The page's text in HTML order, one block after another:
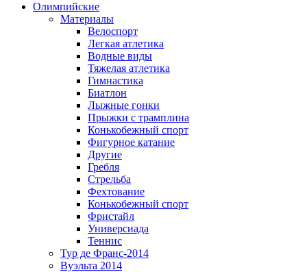
Олимпийские
Материалы
Велоспорт
Легкая атлетика
Водные виды
Тяжелая атлетика
Гимнастика
Биатлон
Лыжные гонки
Прыжки с трамплина
Конькобежный спорт
Фигурное катание
Другие
Гребля
Стрельба
Фехтование
Конькобежный спорт
Фристайл
Универсиада
Теннис
Тур де Франс-2014
Вуэльта 2014